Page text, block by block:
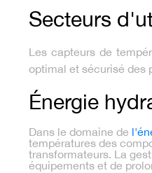
Secteurs
Les capteurs de
optimal et sécurisé des
Énergie
Dans le domaine de
températures des
transformateurs. La
équipements et de